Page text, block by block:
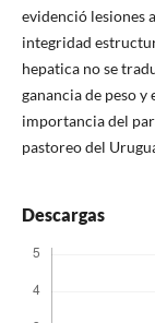
evidenció lesiones
integridad
hepatica no se
ganancia de peso y
importancia del
pastoreo del
Descargas